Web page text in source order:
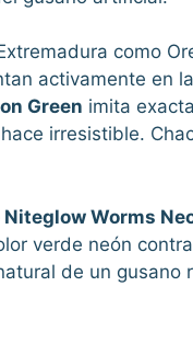
como
activamente en
Green imita
irresistible.
Worms
verde neón
de un gusano